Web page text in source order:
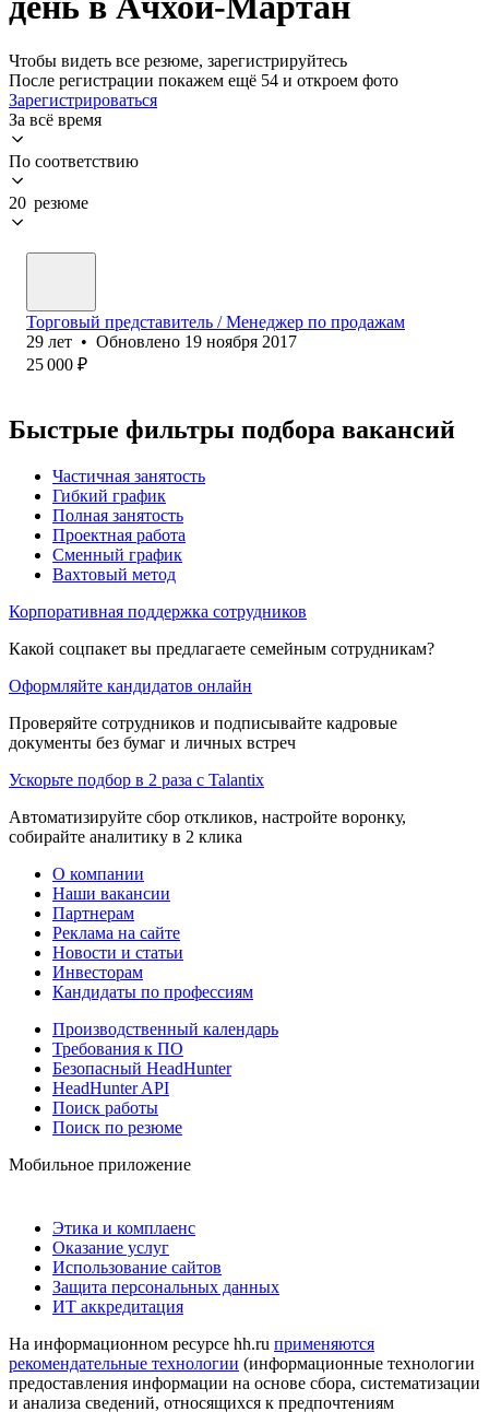
Чтобы видеть все резюме, зарегистрируйтесь
После регистрации покажем ещё 54 и откроем фото
Зарегистрироваться
За всё время
По соответствию
20 резюме
Торговый представитель / Менеджер по продажам
29 лет • Обновлено 19 ноября 2017
25 000 ₽
Быстрые фильтры подбора вакансий
Частичная занятость
Гибкий график
Полная занятость
Проектная работа
Сменный график
Вахтовый метод
Корпоративная поддержка сотрудников
Какой соцпакет вы предлагаете семейным сотрудникам?
Оформляйте кандидатов онлайн
Проверяйте сотрудников и подписывайте кадровые
документы без бумаг и личных встреч
Ускорьте подбор в 2 раза с Talantix
Автоматизируйте сбор откликов, настройте воронку,
собирайте аналитику в 2 клика
О компании
Наши вакансии
Партнерам
Реклама на сайте
Новости и статьи
Инвесторам
Кандидаты по профессиям
Производственный календарь
Требования к ПО
Безопасный HeadHunter
HeadHunter API
Поиск работы
Поиск по резюме
Мобильное приложение
Этика и комплаенс
Оказание услуг
Использование сайтов
Защита персональных данных
ИТ аккредитация
На информационном ресурсе hh.ru применяются
рекомендательные технологии (информационные технологии
предоставления информации на основе сбора, систематизации
и анализа сведений, относящихся к предпочтениям